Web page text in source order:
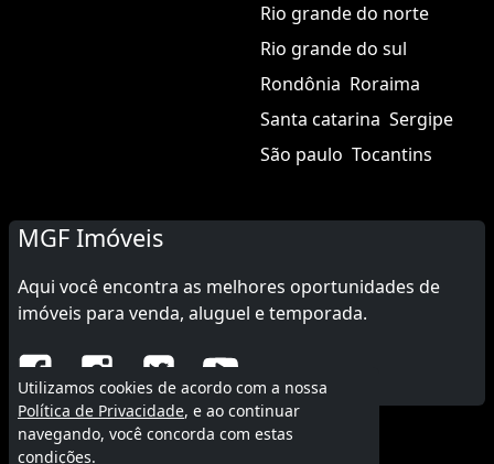
Rio grande do norte
Rio grande do sul
Rondônia Roraima
Santa catarina Sergipe
São paulo Tocantins
MGF Imóveis
Aqui você encontra as melhores oportunidades de
imóveis para venda, aluguel e temporada.
© 2015 - 2026 MGF Imóveis.
Utilizamos cookies de acordo com a nossa
Política de Privacidade, e ao continuar
navegando, você concorda com estas
condições.